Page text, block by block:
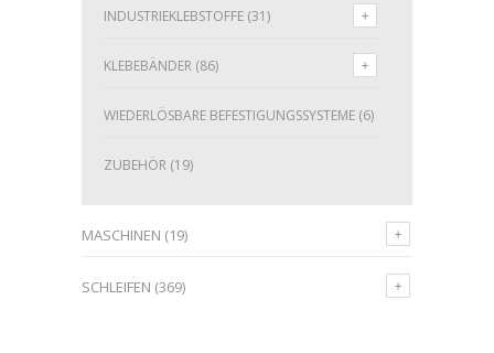
INDUSTRIEKLEBSTOFFE (31)
KLEBEBÄNDER (86)
WIEDERLÖSBARE BEFESTIGUNGSSYSTEME (6)
ZUBEHÖR (19)
MASCHINEN (19)
SCHLEIFEN (369)